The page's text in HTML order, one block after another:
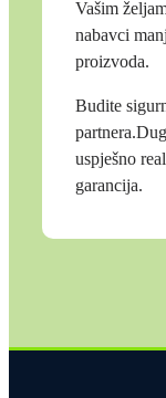
Vašim
nabavci
proizvoda.
Budite
uspješno
garancija.